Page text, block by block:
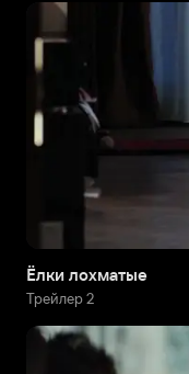
Ёлки лохматые
Трейлер 2